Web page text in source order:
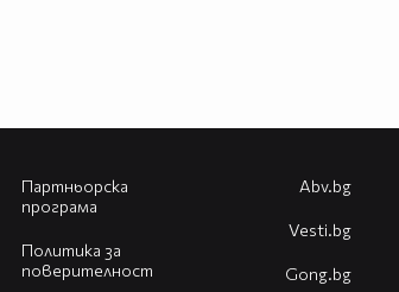
Партньорска
програма
Политика за
поверителност
Abv.bg
Vesti.bg
Gong.bg